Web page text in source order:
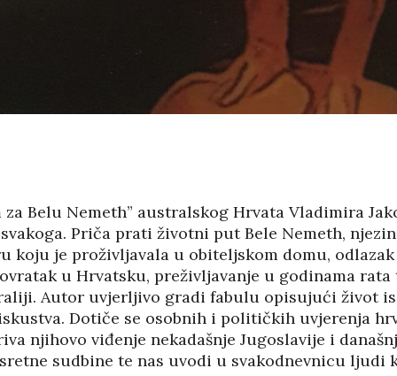
za Belu Nemeth” australskog Hrvata Vladimira
Priča prati životni put Bele Nemeth,
koju je proživljavala u obiteljskom domu,
u Hrvatsku, preživljavanje u godinama rata
Autor uvjerljivo gradi fabulu opisujući život
Dotiče se osobnih i političkih uvjerenja
njihovo viđenje nekadašnje Jugoslavije i
sudbine te nas uvodi u svakodnevnicu ljudi
POLITIKE
OGROMNE
REZERVE U
NAKON
STIGLI
AKADEMSKE VEZE:
ULOGA KINE U
HRVATSKOJ
29/12/2025
ZNANOST U SLUŽBI
FESTIVALA ISTINE
22/12/2025
POKLONICI BRANKA
MAMULE U MARŠU
PROTIV HR
11/